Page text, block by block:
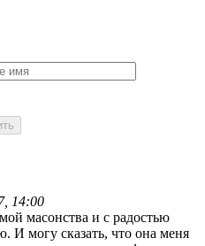
14:00
масонства и с радостью
И могу сказать, что она меня